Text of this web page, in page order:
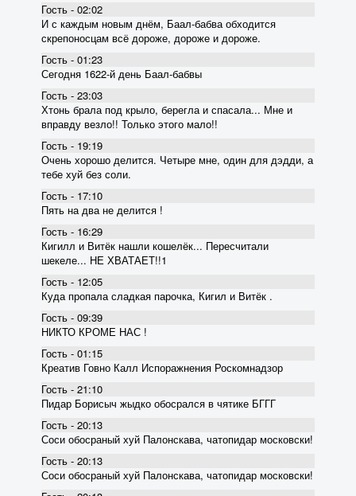
Гость - 02:02
И с каждым новым днём, Баал-бабва обходится
скрепоносцам всё дороже, дороже и дороже.
Гость - 01:23
Сегодня 1622-й день Баал-бабвы
Гость - 23:03
Хтонь брала под крыло, берегла и спасала... Мне и
вправду везло!! Только этого мало!!
Гость - 19:19
Очень хорошо делится. Четыре мне, один для дэдди, а
тебе хуй без соли.
Гость - 17:10
Пять на два не делится !
Гость - 16:29
Кигилл и Витёк нашли кошелёк... Пересчитали
шекеле... НЕ ХВАТАЕТ!!1
Гость - 12:05
Куда пропала сладкая парочка, Кигил и Витёк .
Гость - 09:39
НИКТО КРОМЕ НАС !
Гость - 01:15
Креатив Говно Калл Испоражнения Роскомнадзор
Гость - 21:10
Пидар Борисыч жыдко обосрался в чятике БГГГ
Гость - 20:13
Соси обосраный хуй Палонскава, чатопидар московски!
Гость - 20:13
Соси обосраный хуй Палонскава, чатопидар московски!